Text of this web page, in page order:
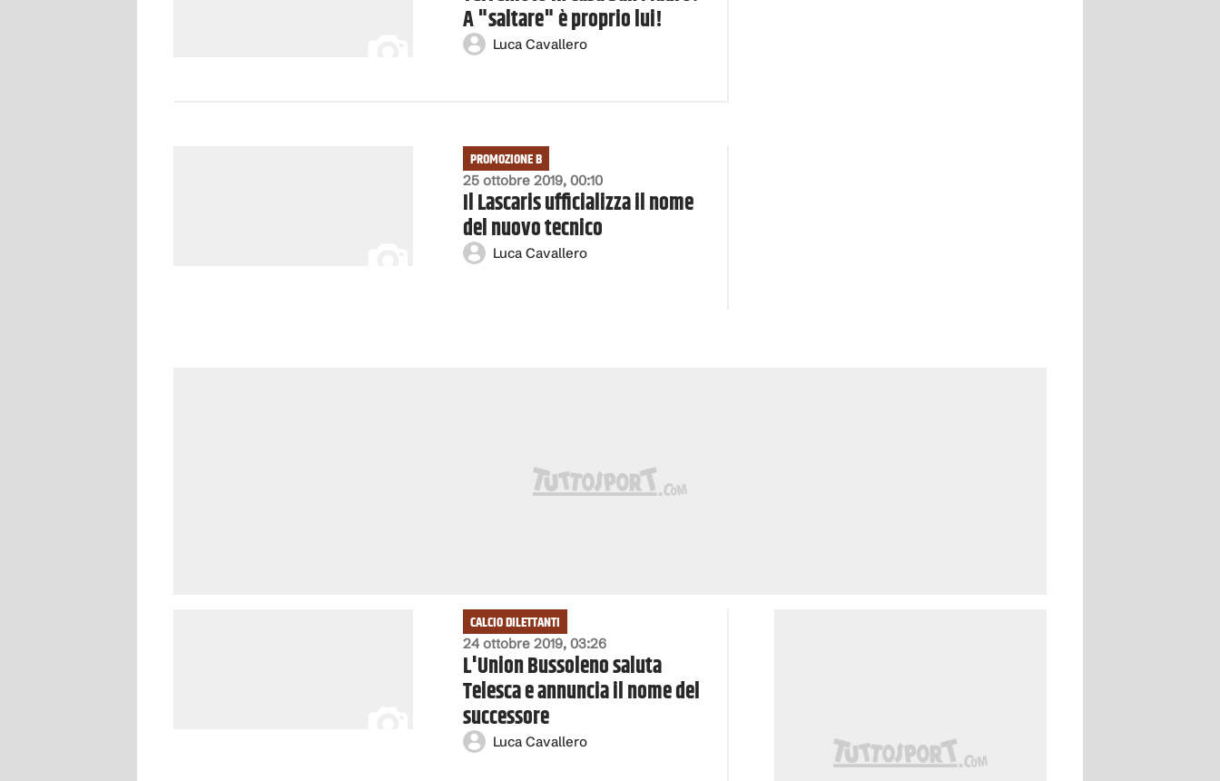
A "saltare" è proprio lui!
Luca Cavallero
25 ottobre 2019, 00:10
PROMOZIONE B
Il Lascaris ufficializza il nome
del nuovo tecnico
Luca Cavallero
24 ottobre 2019, 03:26
CALCIO DILETTANTI
L'Union Bussoleno saluta
Telesca e annuncia il nome del
successore
Luca Cavallero